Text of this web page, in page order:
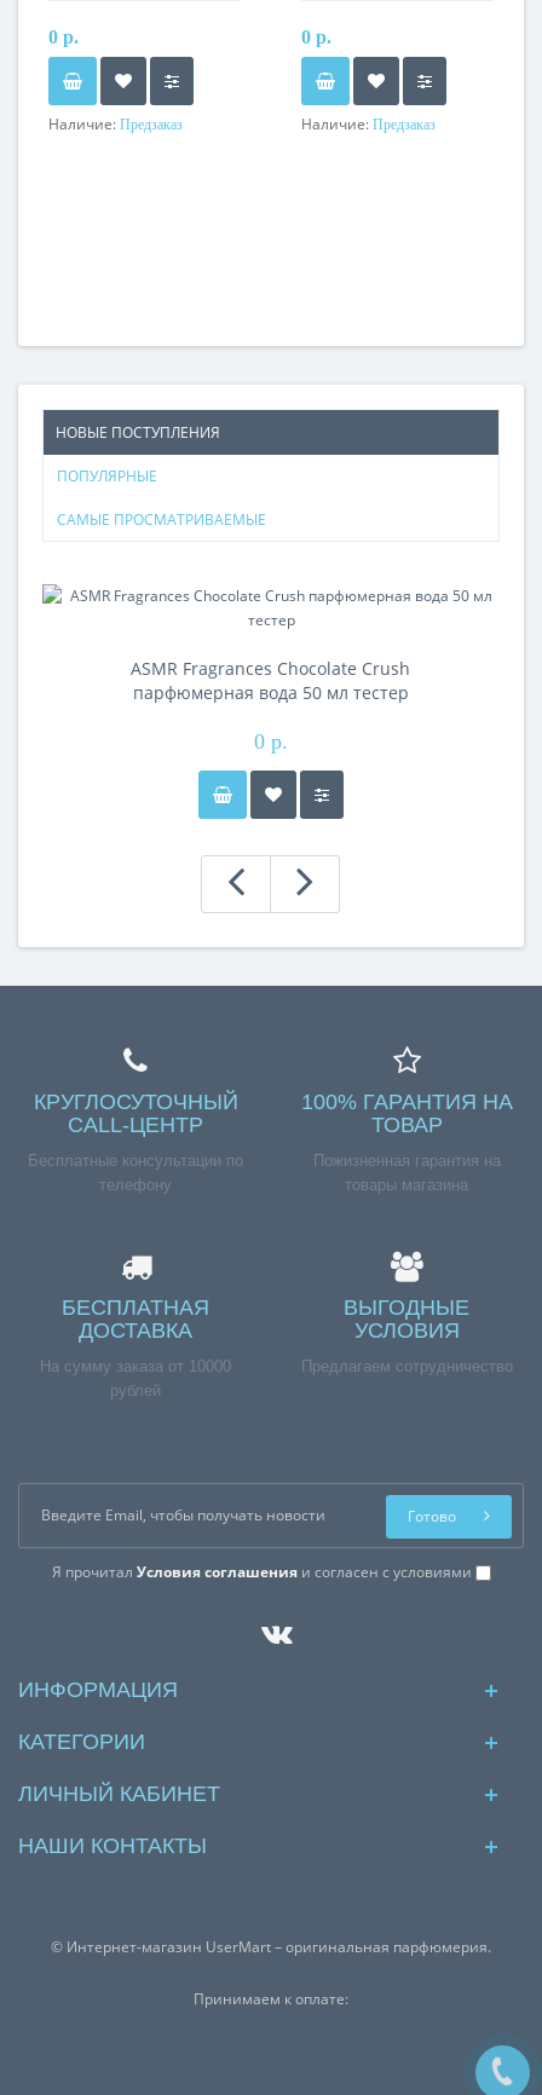
0 р.
Наличие: Предзаказ
0 р.
Наличие: Предзаказ
НОВЫЕ ПОСТУПЛЕНИЯ
ПОПУЛЯРНЫЕ
САМЫЕ ПРОСМАТРИВАЕМЫЕ
ASMR Fragrances Chocolate Crush
парфюмерная вода 50 мл тестер
0 р.
КРУГЛОСУТОЧНЫЙ
CALL-ЦЕНТР
Бесплатные консультации по
телефону
100% ГАРАНТИЯ НА
ТОВАР
Пожизненная гарантия на
товары магазина
БЕСПЛАТНАЯ
ДОСТАВКА
На сумму заказа от 10000
рублей
ВЫГОДНЫЕ
УСЛОВИЯ
Предлагаем сотрудничество
Я прочитал Условия соглашенияи согласен с условиями
Готово
ИНФОРМАЦИЯ
КАТЕГОРИИ
ЛИЧНЫЙ КАБИНЕТ
НАШИ КОНТАКТЫ
© Интернет-магазин UserMart – оригинальная парфюмерия.
Принимаем к оплате: